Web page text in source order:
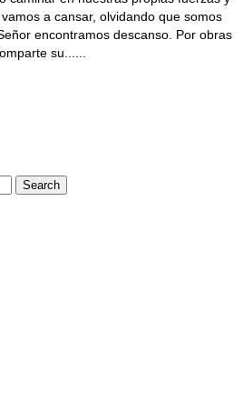
a cansar, olvidando que somos
encontramos descanso. Por obras
su......